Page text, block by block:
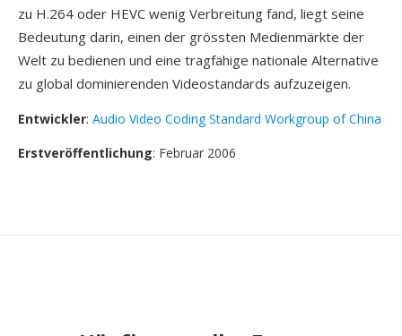
zu H.264 oder HEVC wenig Verbreitung fand, liegt seine
Bedeutung darin, einen der grössten Medienmärkte der
Welt zu bedienen und eine tragfähige nationale Alternative
zu global dominierenden Videostandards aufzuzeigen.
Entwickler: Audio Video Coding Standard Workgroup of China
Erstveröffentlichung: Februar 2006